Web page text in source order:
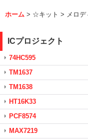
ホーム > ☆キット > メロデ
ICプロジェクト
74HC595
TM1637
TM1638
HT16K33
PCF8574
MAX7219